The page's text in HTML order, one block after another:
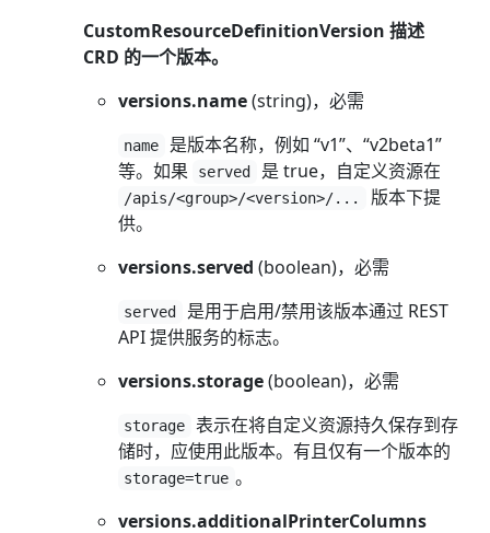
CustomResourceDefinitionVersion 描述
CRD 的一个版本。
versions.name(string)，必需
name
是版本名称，例如 “v1”、“v2beta1”
等。如果
served 是 true，自定义资源在
/apis/<group>/<version>/...
版本下提
供。
versions.served (boolean)，必需
served
是用于启用/禁用该版本通过 REST
API 提供服务的标志。
versions.storage(boolean)，必需
storage
表示在将自定义资源持久保存到存
储时，应使用此版本。有且仅有一个版本的
storage=true 。
versions.additionalPrinterColumns